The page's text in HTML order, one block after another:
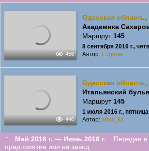
456
Одесская область
Академика
Маршрут 145
8 сентября 2016 г.,
Автор: Eugene
446
Одесская область
Итальянский
Маршрут 145
1 июля 2016 г., пятница
Автор: ariss_ka
↑ Май 2016 г. — Июнь 2016 г. Передан в
предприятие или на завод